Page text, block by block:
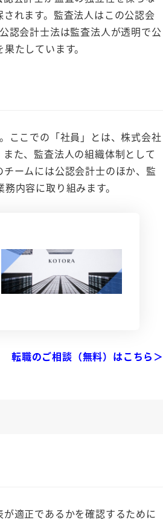
れます。監査法人はこの公認会
認会計士法は監査法人が透明で公
たしています。
ここでの「社員」とは、株式会社
た、監査法人の組織体制として
ームには公認会計士のほか、監
内容に取り組みます。
転職のご相談（無料）はこちら＞
適正であるかを確認するために